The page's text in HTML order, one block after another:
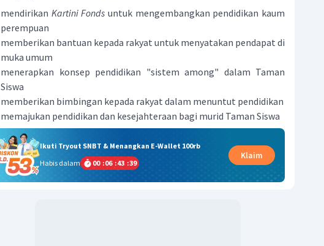
mendirikan Kartini Fonds untuk mengembangkan pendidikan kaum
perempuan
memberikan bantuan kepada rakyat untuk menyatakan pendapat di
muka umum
menerapkan konsep pendidikan "sistem among" dalam Taman
Siswa
memberikan bimbingan kepada rakyat dalam menuntut pendidikan
memajukan pendidikan dan kesejahteraan bagi murid Taman Siswa
Ikuti Tryout SNBT & Menangkan E-Wallet 100rb
Habis dalam
00 :06 :43 :38
Klaim